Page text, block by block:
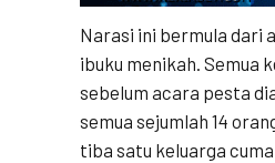
Narasi ini bermula dari
ibuku menikah. Semua
sebelum acara pesta
semua sejumlah 14
tiba satu keluarga